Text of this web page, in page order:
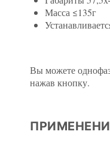
Масса ≤135г
Вы можете
нажав кнопку.